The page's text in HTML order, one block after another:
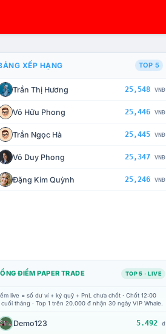
CHẾ TÀI XỬ LÝ VI PHẠM
XẾP HẠNG TOP 5
Trần Thị Hương 25,548 VNĐ
Võ Hữu Phong 25,446 VNĐ
Trần Ngọc Hà 25,445 VNĐ
Võ Duy Phong 25,347 VNĐ
Đặng Kim Quỳnh 25,246 VNĐ
ĐIỂM PAPER TRADE TOP 5 · LIVE
live = số dư ví + ký quỹ + PnL chưa chốt · Chốt 12:00
tháng · Top 1 trên 20.000 đ nhận 30 ngày VIP Whale.
Demo123 5.492 đ